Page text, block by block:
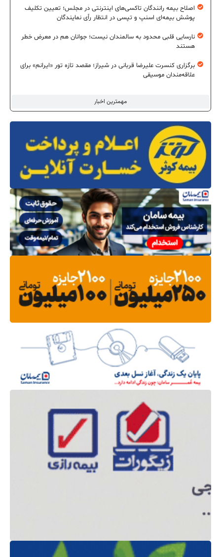
مهمترین اخبار
اصلاح بیمه رانندگان تاکسی‌های اینترنتی در مجلس؛ تعیین تکلیف
پوشش بیمه‌ای اسنپ و تپسی در انتظار رأی نمایندگان
نارسایی قلبی محدود به سالمندان نیست؛ جوانان هم در معرض خطر
هستند
برگزاری کنسرت علیرضا قربانی در شیراز؛ مقصد تازه تور «ایرانم» برای
علاقه‌مندان موسیقی